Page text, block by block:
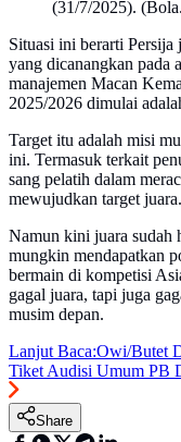
(31/7/2025).
Situasi ini berarti Persija
yang dicanangkan pada
manajemen Macan
2025/2026 dimulai
Target itu adalah misi
ini. Termasuk terkait
sang pelatih dalam
mewujudkan target juara.
Namun kini juara sudah
mungkin mendapatkan
bermain di kompetisi
gagal juara, tapi juga
musim depan.
Lanjut Baca:Owi/Butet
Tiket Audisi Umum PB
Share